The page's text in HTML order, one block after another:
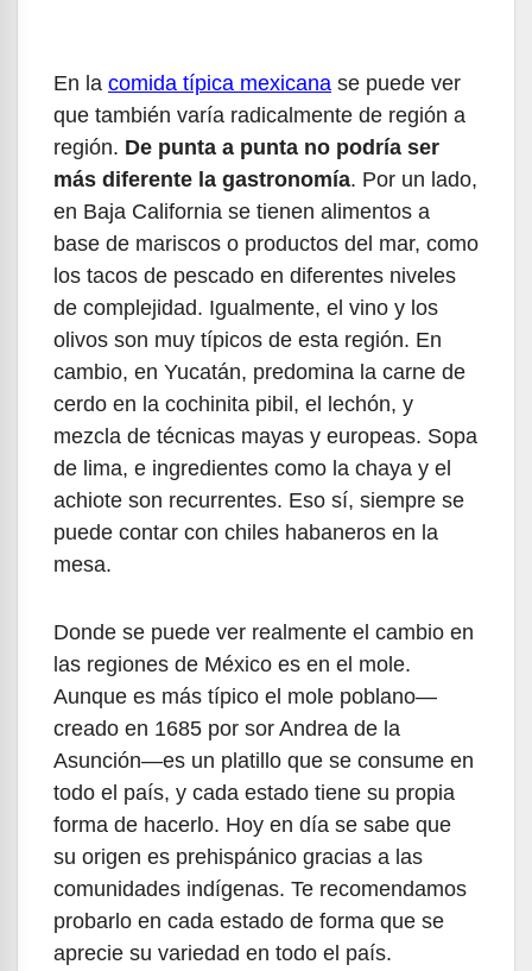
En la comida típica mexicana se puede ver
que también varía radicalmente de región a
región. De punta a punta no podría ser
más diferente la gastronomía. Por un lado,
en Baja California se tienen alimentos a
base de mariscos o productos del mar, como
los tacos de pescado en diferentes niveles
de complejidad. Igualmente, el vino y los
olivos son muy típicos de esta región. En
cambio, en Yucatán, predomina la carne de
cerdo en la cochinita pibil, el lechón, y
mezcla de técnicas mayas y europeas. Sopa
de lima, e ingredientes como la chaya y el
achiote son recurrentes. Eso sí, siempre se
puede contar con chiles habaneros en la
mesa.
Donde se puede ver realmente el cambio en
las regiones de México es en el mole.
Aunque es más típico el mole poblano—
creado en 1685 por sor Andrea de la
Asunción—es un platillo que se consume en
todo el país, y cada estado tiene su propia
forma de hacerlo. Hoy en día se sabe que
su origen es prehispánico gracias a las
comunidades indígenas. Te recomendamos
probarlo en cada estado de forma que se
aprecie su variedad en todo el país.